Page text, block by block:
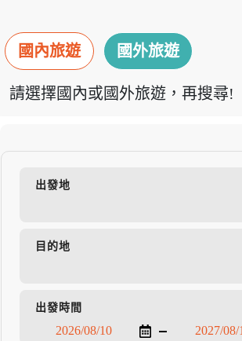
國內旅遊 國外旅遊
請選擇國內或國外旅遊，再搜尋!
出發地
目的地
出發時間